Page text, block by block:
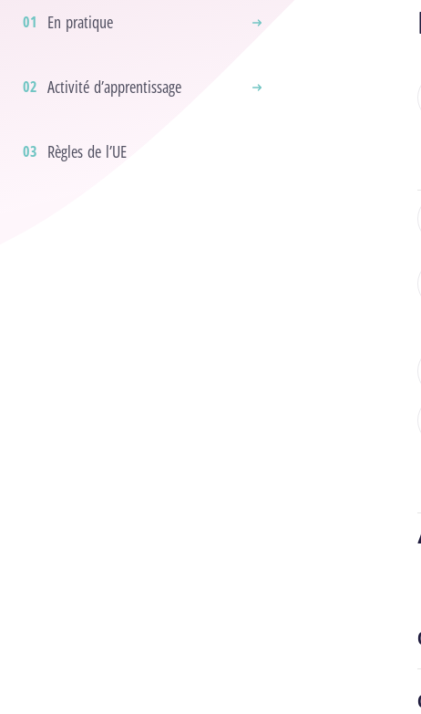
En pratique
Activité d’apprentissage
Règles de l’UE